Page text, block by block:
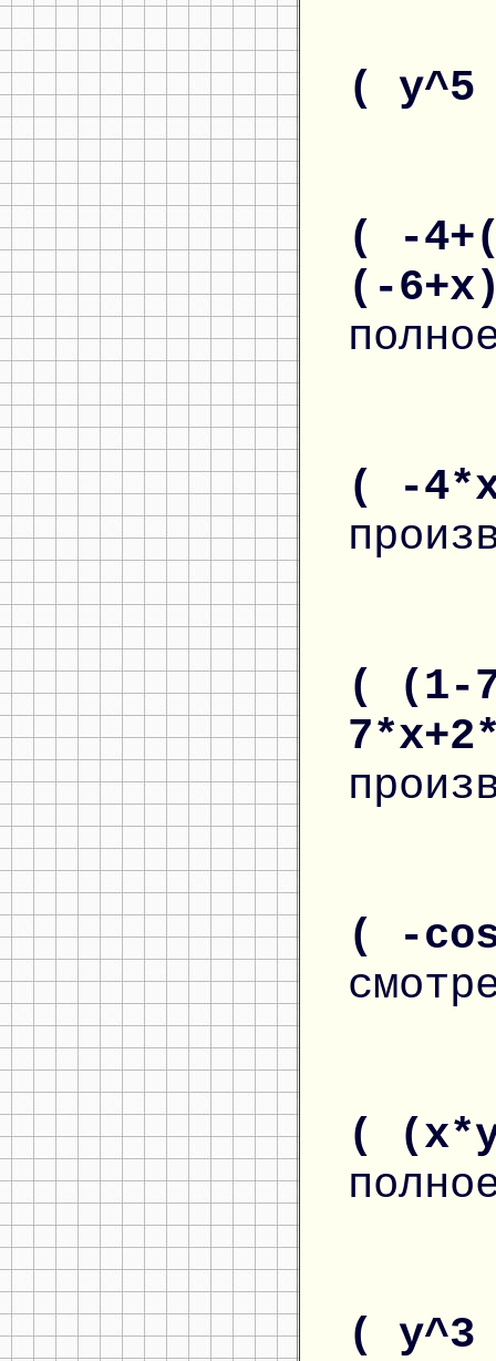
(
( -
(-
( -
( (1-
( -
(
(